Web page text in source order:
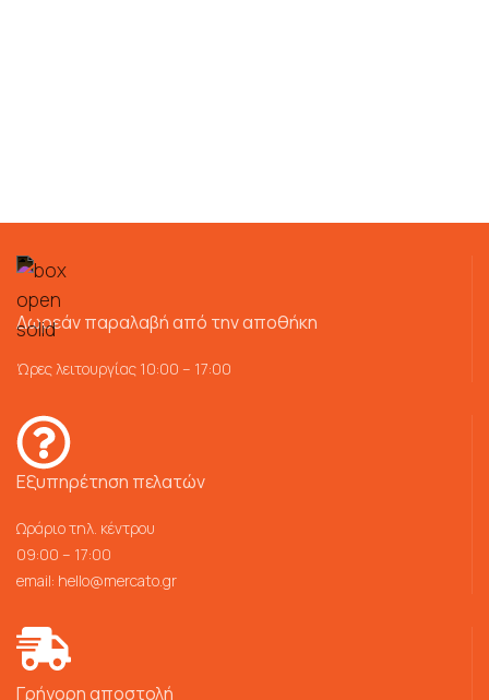
Δωρεάν παραλαβή από την αποθήκη
Ώρες λειτουργίας 10:00 – 17:00
Εξυπηρέτηση πελατών
Ωράριο τηλ. κέντρου
09:00 – 17:00
email: hello@mercato.gr
Γρήγορη αποστολή